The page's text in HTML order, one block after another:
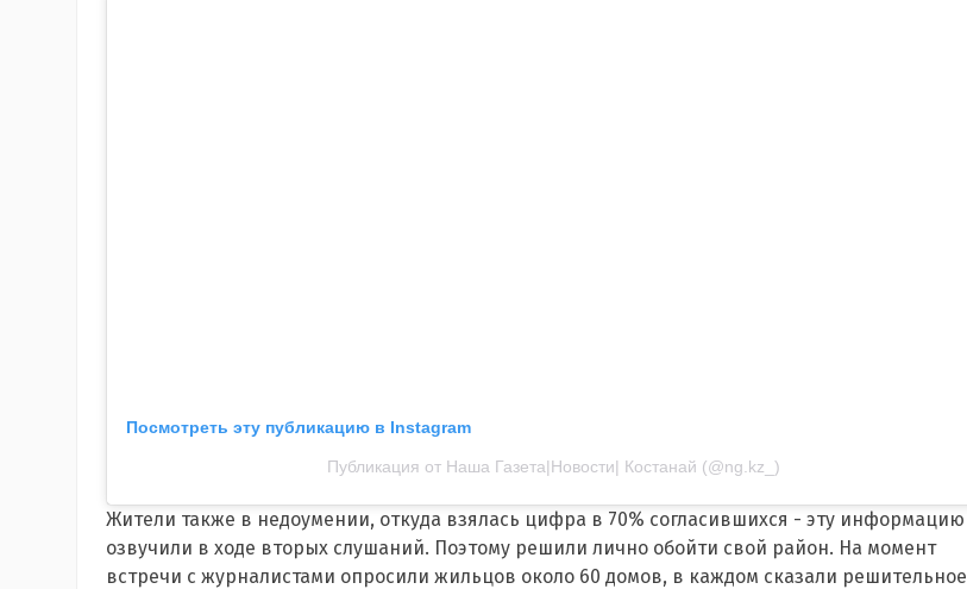
Посмотреть эту публикацию в Instagram
Публикация от Наша Газета|Новости| Костанай (@ng.kz_)
Жители также в недоумении, откуда взялась цифра в 70% согласившихся - эту информацию
озвучили в ходе вторых слушаний. Поэтому решили лично обойти свой район. На момент
встречи с журналистами опросили жильцов около 60 домов, в каждом сказали решительное